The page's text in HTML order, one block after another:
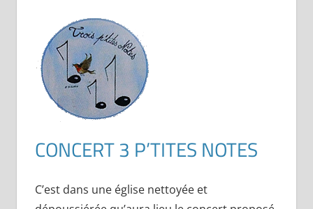
CONCERT 3 P’TITES NOTES
C’est dans une église nettoyée et